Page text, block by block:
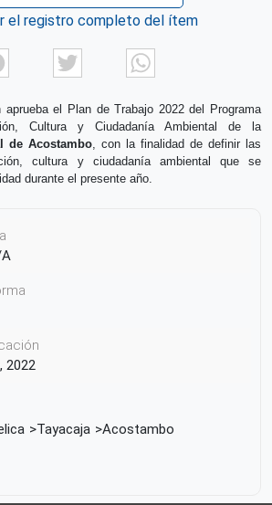
el registro completo del ítem
FacebookTwitter
aprueba el Plan de Trabajo 2022 del
Programa
Municipal de Educación, Cultura y Ciudadanía Ambiental de la
de Acostambo, con la finalidad de definir las
cultura y ciudadanía ambiental que se
durante el presente año.
2022
Tayacaja Acostambo